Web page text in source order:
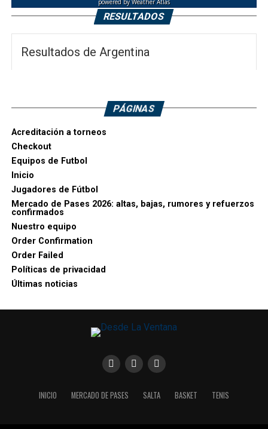
powered byWeather Atlas
RESULTADOS
Resultados de Argentina
PÁGINAS
Acreditación a torneos
Checkout
Equipos de Futbol
Inicio
Jugadores de Fútbol
Mercado de Pases 2026: altas, bajas, rumores y refuerzos
confirmados
Nuestro equipo
Order Confirmation
Order Failed
Políticas de privacidad
Últimas noticias
INICIO MERCADO DE PASES SALTA BASKET TENIS